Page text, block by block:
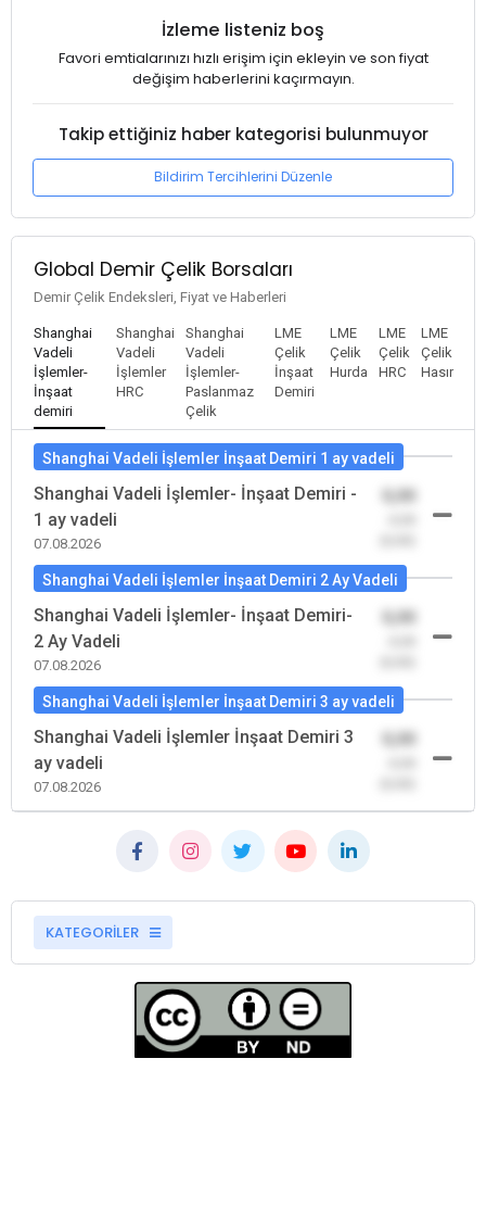
İzleme listeniz boş
Favori emtialarınızı hızlı erişim için ekleyin ve son fiyat
değişim haberlerini kaçırmayın.
Takip ettiğiniz haber kategorisi bulunmuyor
Bildirim Tercihlerini Düzenle
Global Demir Çelik Borsaları
Demir Çelik Endeksleri, Fiyat ve Haberleri
Shanghai
Vadeli
İşlemler-
İnşaat
demiri
Shanghai
Vadeli
İşlemler
HRC
Shanghai
Vadeli
İşlemler-
Paslanmaz
Çelik
LME
Çelik
İnşaat
Demiri
LME
Çelik
Hurda
LME
Çelik
HRC
LME
Çelik
Hasır
Shanghai Vadeli İşlemler İnşaat Demiri 1 ay vadeli
Shanghai Vadeli İşlemler- İnşaat Demiri -
1 ay vadeli
07.08.2026
Shanghai Vadeli İşlemler İnşaat Demiri 2 Ay Vadeli
Shanghai Vadeli İşlemler- İnşaat Demiri-
2 Ay Vadeli
07.08.2026
Shanghai Vadeli İşlemler İnşaat Demiri 3 ay vadeli
Shanghai Vadeli İşlemler İnşaat Demiri 3
ay vadeli
07.08.2026
KATEGORİLER